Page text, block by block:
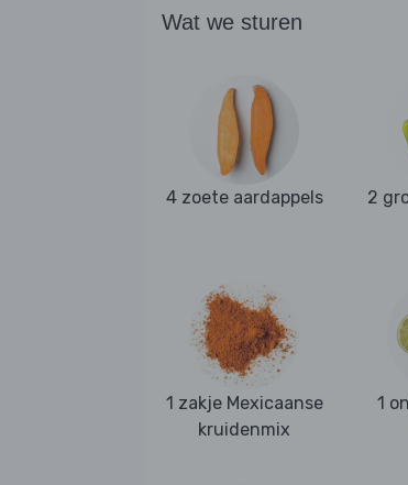
Wat we sturen
4 zoete aardappels 2
1 zakje Mexicaanse
kruidenmix
1